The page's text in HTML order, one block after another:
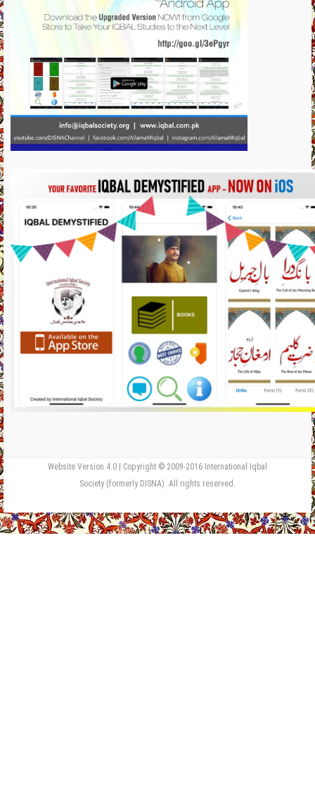
Website Version 4.0 | Copyright © 2009-2016 International Iqbal
Society (formerly DISNA). All rights reserved.